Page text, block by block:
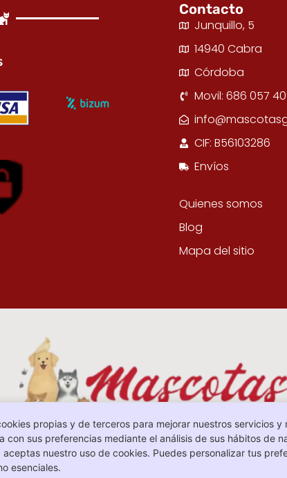
propias y de terceros para mejorar nuestros servicios y
con sus preferencias mediante el análisis de sus hábitos de
aceptas nuestro uso de cookies. Puedes personalizar tus
esenciales.
Contacto
Junquillo, 5
14940 Cabra
Córdoba
Movil: 686 057
CIF: B56103286
Envíos
Quienes somos
Blog
Mapa del sitio
© Todos los